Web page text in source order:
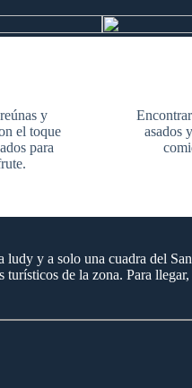
y
el toque
para
asados
y a solo una cuadra del
turísticos de la zona. Para